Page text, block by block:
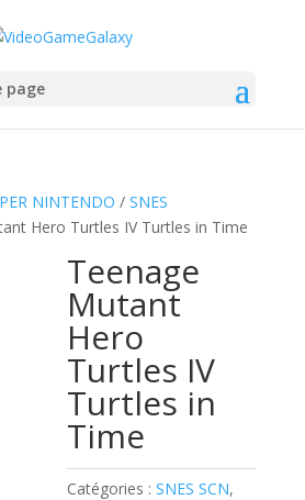
page
NINTENDO / SNES
Hero Turtles IV Turtles in Time
Teenage
Mutant
Hero
Turtles IV
Turtles in
Time
Catégories :SNES SCN,